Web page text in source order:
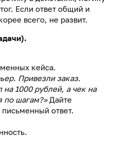
Если ответ общий и
всего, не развит.
кейса.
Привезли заказ.
на 1000 рублей, а чек на
по шагам?»Дайте
ответ.